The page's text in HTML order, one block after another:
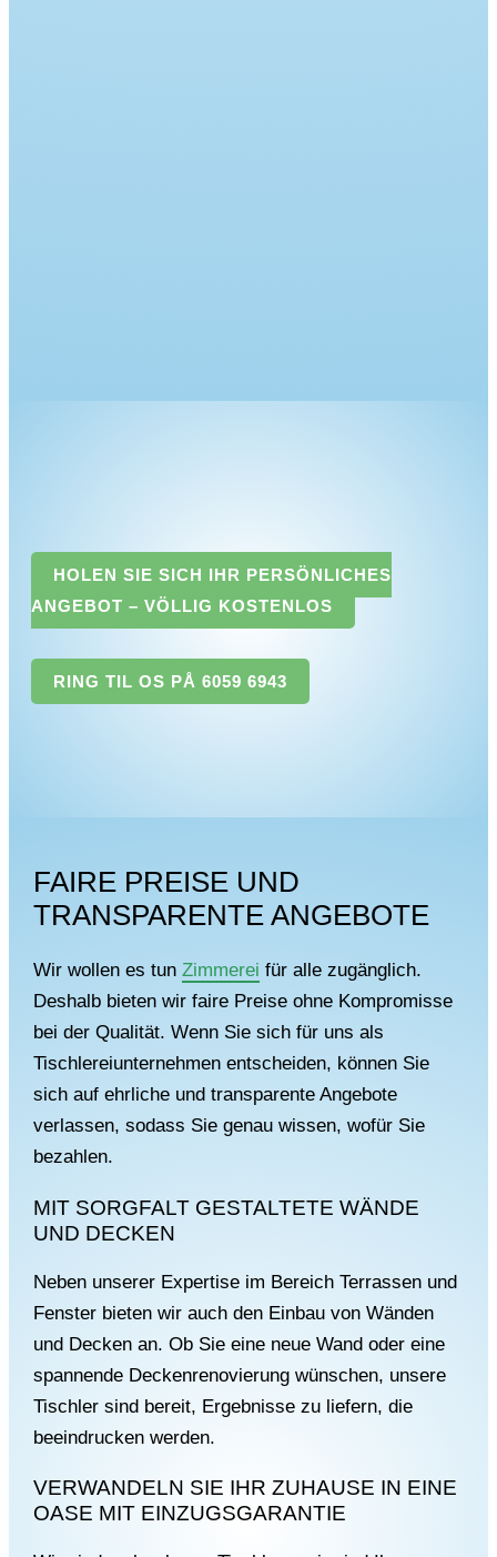
HOLEN SIE SICH IHR PERSÖNLICHES
ANGEBOT – VÖLLIG KOSTENLOS
RING TIL OS PÅ 6059 6943
FAIRE PREISE UND
TRANSPARENTE ANGEBOTE
Wir wollen es tun Zimmerei für alle zugänglich.
Deshalb bieten wir faire Preise ohne Kompromisse
bei der Qualität. Wenn Sie sich für uns als
Tischlereiunternehmen entscheiden, können Sie
sich auf ehrliche und transparente Angebote
verlassen, sodass Sie genau wissen, wofür Sie
bezahlen.
MIT SORGFALT GESTALTETE WÄNDE
UND DECKEN
Neben unserer Expertise im Bereich Terrassen und
Fenster bieten wir auch den Einbau von Wänden
und Decken an. Ob Sie eine neue Wand oder eine
spannende Deckenrenovierung wünschen, unsere
Tischler sind bereit, Ergebnisse zu liefern, die
beeindrucken werden.
VERWANDELN SIE IHR ZUHAUSE IN EINE
OASE MIT EINZUGSGARANTIE